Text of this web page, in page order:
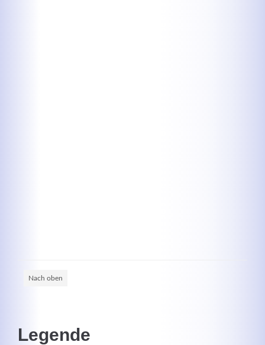
Nach oben
Legende